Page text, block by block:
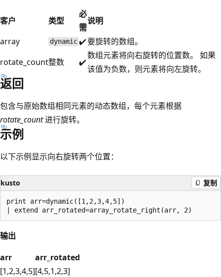
客户 类型
必
需
说明
array
dynamic ✔️要旋转的数组。
rotate_count整数 ✔️
数组元素将向右旋转的位置数。 如果
该值为负数，则元素将向左旋转。
返回
包含与原始数组相同元素的动态数组，每个元素根据
rotate_count进行旋转。
示例
以下示例显示向右旋转两个位置：
kusto 复制
print arr=dynamic([1,2,3,4,5])
输出
arr
arr_rotated
[1,2,3,4,5][4,5,1,2,3]